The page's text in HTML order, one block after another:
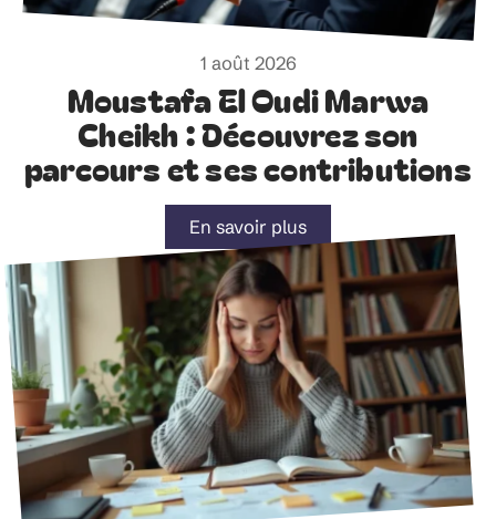
1 août 2026
Moustafa El Oudi Marwa
Cheikh : Découvrez son
parcours et ses contributions
En savoir plus